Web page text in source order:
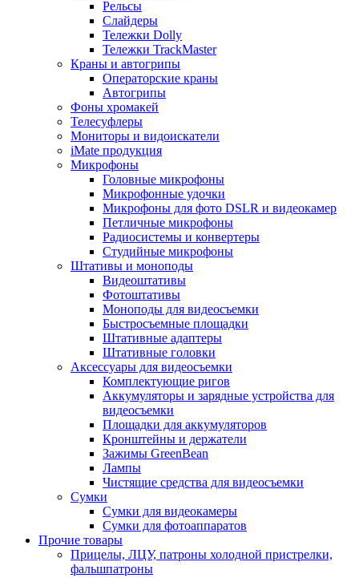
Рельсы
Слайдеры
Тележки Dolly
Тележки TrackMaster
Краны и автогрипы
Операторские краны
Автогрипы
Фоны хромакей
Телесуфлеры
Мониторы и видоискатели
iMate продукция
Микрофоны
Головные микрофоны
Микрофонные удочки
Микрофоны для фото DSLR и видеокамер
Петличные микрофоны
Радиосистемы и конвертеры
Студийные микрофоны
Штативы и моноподы
Видеоштативы
Фотоштативы
Моноподы для видеосъемки
Быстросъемные площадки
Штативные адаптеры
Штативные головки
Аксессуары для видеосъемки
Комплектующие ригов
Аккумуляторы и зарядные устройства для
видеосъемки
Площадки для аккумуляторов
Кронштейны и держатели
Зажимы GreenBean
Лампы
Чистящие средства для видеосъемки
Сумки
Сумки для видеокамеры
Сумки для фотоаппаратов
Прочие товары
Прицелы, ЛЦУ, патроны холодной пристрелки,
фальшпатроны